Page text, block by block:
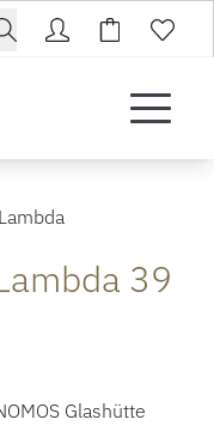
Lambda
39
Glashütte